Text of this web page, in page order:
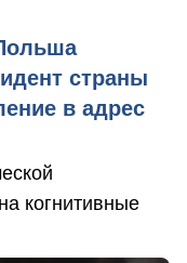
страны
в адрес
когнитивные